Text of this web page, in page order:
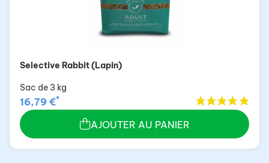
Selective Rabbit (Lapin)
Sac de 3 kg
16,79 €*
AJOUTER AU PANIER